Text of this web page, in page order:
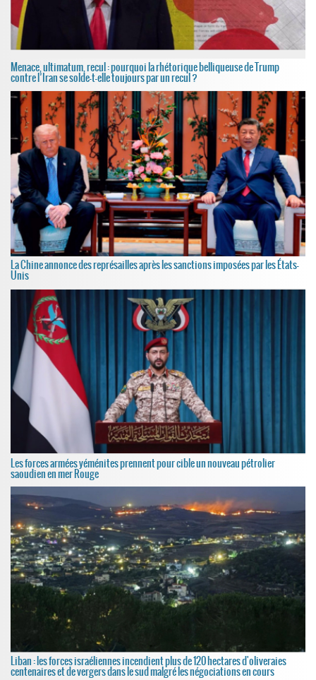
Menace, ultimatum, recul : pourquoi la rhétorique belliqueuse de Trump
contre l’Iran se solde-t-elle toujours par un recul ?
La Chine annonce des représailles après les sanctions imposées par les États-
Unis
Les forces armées yéménites prennent pour cible un nouveau pétrolier
saoudien en mer Rouge
Liban : les forces israéliennes incendient plus de 120 hectares d'oliveraies
centenaires et de vergers dans le sud malgré les négociations en cours